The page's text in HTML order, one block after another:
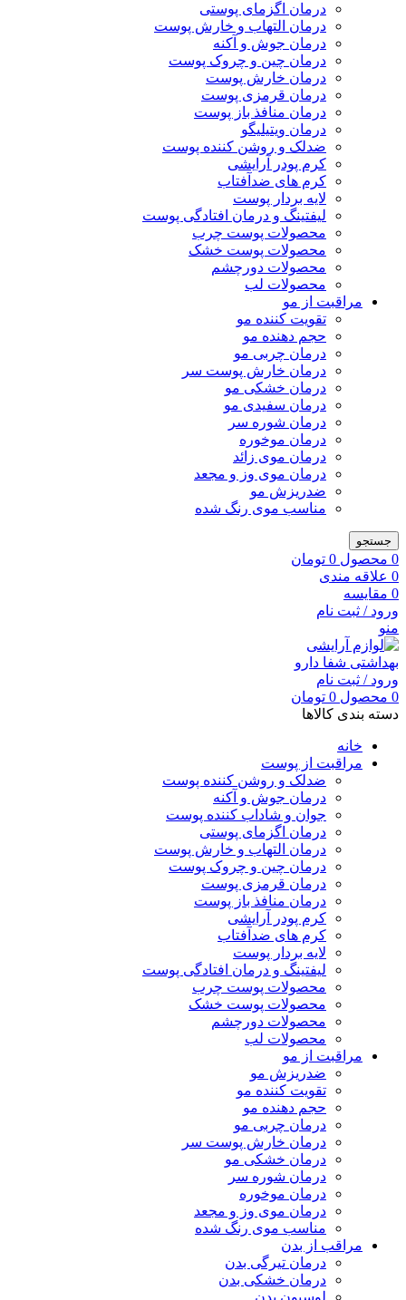
درمان اگزمای پوستی
درمان التهاب و خارش پوست
درمان جوش و آکنه
درمان چین و چروک پوست
درمان خارش پوست
درمان قرمزی پوست
درمان منافذ باز پوست
درمان ویتیلیگو
ضدلک و روشن کننده پوست
کرم پودر آرایشی
کرم های ضدآفتاب
لایه بردار پوست
لیفتینگ و درمان افتادگی پوست
محصولات پوست چرب
محصولات پوست خشک
محصولات دورچشم
محصولات لب
مراقبت از مو
تقویت کننده مو
حجم دهنده مو
درمان چربی مو
درمان خارش پوست سر
درمان خشکی مو
درمان سفیدی مو
درمان شوره سر
درمان موخوره
درمان موی زائد
درمان موی وز و مجعد
ضدریزش مو
مناسب موی رنگ شده
جستجو
0 محصول 0 تومان
0 علاقه مندی
0 مقایسه
ورود / ثبت نام
منو
ورود / ثبت نام
0 محصول 0 تومان
دسته بندی کالاها
خانه
مراقبت از پوست
ضدلک و روشن کننده پوست
درمان جوش و آکنه
جوان و شاداب کننده پوست
درمان اگزمای پوستی
درمان التهاب و خارش پوست
درمان چین و چروک پوست
درمان قرمزی پوست
درمان منافذ باز پوست
کرم پودر آرایشی
کرم های ضدآفتاب
لایه بردار پوست
لیفتینگ و درمان افتادگی پوست
محصولات پوست چرب
محصولات پوست خشک
محصولات دورچشم
محصولات لب
مراقبت از مو
ضدریزش مو
تقویت کننده مو
حجم دهنده مو
درمان چربی مو
درمان خارش پوست سر
درمان خشکی مو
درمان شوره سر
درمان موخوره
درمان موی وز و مجعد
مناسب موی رنگ شده
مراقب از بدن
درمان تیرگی بدن
درمان خشکی بدن
لوسیون بدن